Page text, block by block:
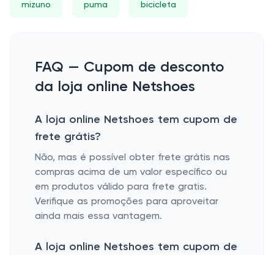
mizuno puma bicicleta
FAQ — Cupom de desconto
da loja online Netshoes
A loja online Netshoes tem cupom de
frete grátis?
Não, mas é possível obter frete grátis nas
compras acima de um valor específico ou
em produtos válido para frete gratis.
Verifique as promoções para aproveitar
ainda mais essa vantagem.
A loja online Netshoes tem cupom de